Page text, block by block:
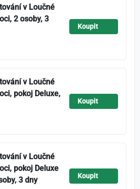
v Loučné
2 osoby, 3
Koupit
v Loučné
pokoj Deluxe,
Koupit
v Loučné
pokoj Deluxe
3 dny
Koupit